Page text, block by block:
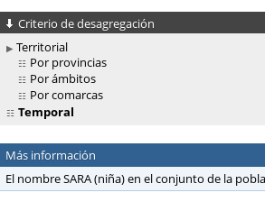
Criterio de desagregación
Territorial
Por provincias
Por ámbitos
Por comarcas
Temporal
Más información
El nombre SARA (niña) en el conjunto de la